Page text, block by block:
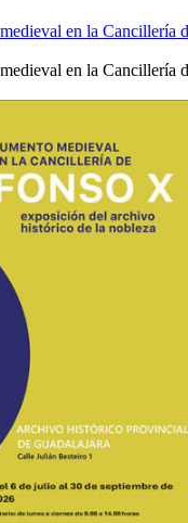
en la Cancillería
en la Cancillería